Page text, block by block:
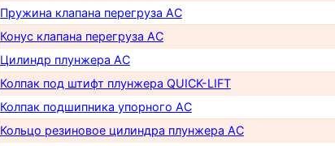
Пружина клапана перегруза AC
Конус клапана перегруза AC
Цилиндр плунжера AC
Колпак под штифт плунжера QUICK-LIFT
Колпак подшипника упорного AC
Кольцо резиновое цилиндра плунжера AC